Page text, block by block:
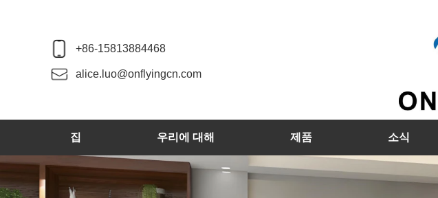
+86-15813884468
alice.luo@onflyingcn.com
집 우리에 대해 제품 소식